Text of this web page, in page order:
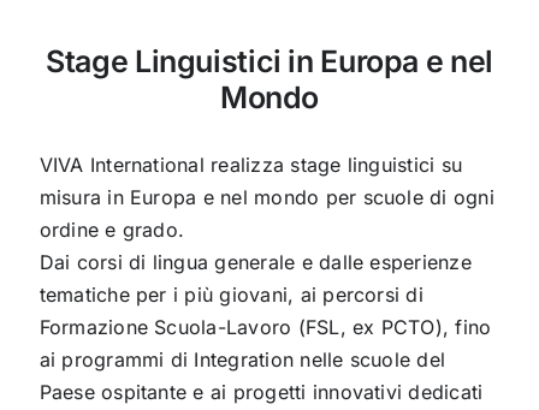
Stage Linguistici in Europa e nel
Mondo
VIVA International realizza stage linguistici su
misura in Europa e nel mondo per scuole di ogni
ordine e grado.
Dai corsi di lingua generale e dalle esperienze
tematiche per i più giovani, ai percorsi di
Formazione Scuola-Lavoro (FSL, ex PCTO), fino
ai programmi di Integration nelle scuole del
Paese ospitante e ai progetti innovativi dedicati